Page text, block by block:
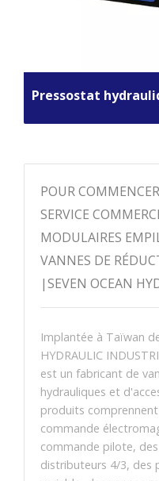
Pressostat
POUR
SERVICE
MODULAIRES
VANNES DE
|SEVEN OCEAN
Implantée à Taïwan
HYDRAULIC
est un fabricant de
hydrauliques et
produits
commande
commande pilote,
distributeurs 4/3, des